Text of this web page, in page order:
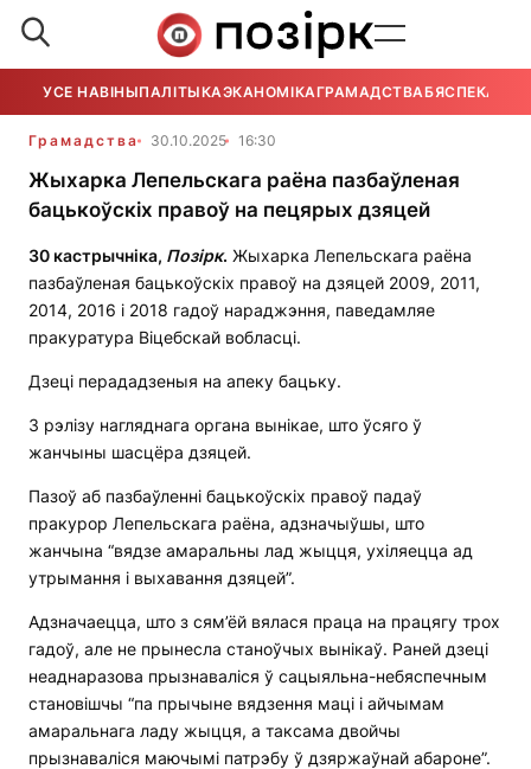
УСЕ НАВІНЫПАЛІТЫКАЭКАНОМІКАГРАМАДСТВАБЯСПЕКА
Грамадства 30.10.2025 16:30
Жыхарка Лепельскага раёна пазбаўленая
бацькоўскіх правоў на пецярых дзяцей
30 кастрычніка, Позірк. Жыхарка Лепельскага раёна
пазбаўленая бацькоўскіх правоў на дзяцей 2009, 2011,
2014, 2016 і 2018 гадоў нараджэння, паведамляе
пракуратура Віцебскай вобласці.
Дзеці перададзеныя на апеку бацьку.
З рэлізу нагляднага органа вынікае, што ўсяго ў
жанчыны шасцёра дзяцей.
Пазоў аб пазбаўленні бацькоўскіх правоў падаў
пракурор Лепельскага раёна, адзначыўшы, што
жанчына “вядзе амаральны лад жыцця, ухіляецца ад
утрымання і выхавання дзяцей”.
Адзначаецца, што з сям’ёй вялася праца на працягу трох
гадоў, але не прынесла станоўчых вынікаў. Раней дзеці
неаднаразова прызнаваліся ў сацыяльна-небяспечным
становішчы “па прычыне вядзення маці і айчымам
амаральнага ладу жыцця, а таксама двойчы
прызнаваліся маючымі патрэбу ў дзяржаўнай абароне”.